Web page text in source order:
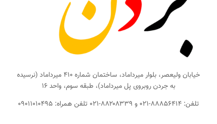
خیابان ولیعصر، بلوار میرداماد، ساختمان شماره ۴۱۰ میرداماد (نرسیده
به جردن روبروی پل میرداماد)، طبقه سوم، واحد ۱۶
تلفن: ۸۸۸۵۶۴۱۴-۰۲۱ و ۸۸۲۰۸۳۳۹-۰۲۱ تلفن همراه: ۰۹۰۱۱۰۱۰۴۹۵